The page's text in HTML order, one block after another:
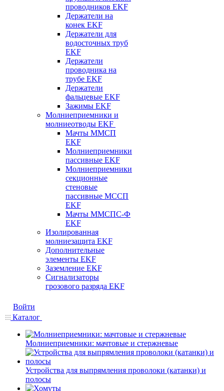
проводников EKF
Держатели на
конек EKF
Держатели для
водосточных труб
EKF
Держатели
проводника на
трубе EKF
Держатели
фальцевые EKF
Зажимы EKF
Молниеприемники и
молниеотводы EKF
Мачты ММСП
EKF
Молниеприемники
пассивные EKF
Молниеприемники
секционные
стеновые
пассивные МССП
EKF
Мачты ММСПС-Ф
EKF
Изолированная
молниезащита EKF
Дополнительные
элементы EKF
Заземление EKF
Сигнализаторы
грозового разряда EKF
Войти
Каталог
Молниеприемники: мачтовые и стержневые
Устройства для выпрямления проволоки (катанки) и
полосы